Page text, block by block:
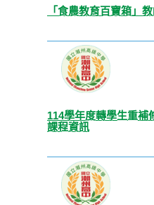
「食農教育百寶箱」
114學年度轉學生重補
課程資訊